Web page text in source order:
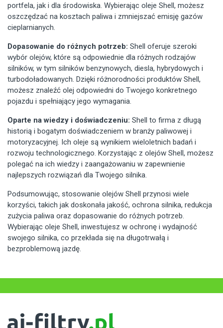
portfela, jak i dla środowiska. Wybierając oleje Shell, możesz
oszczędzać na kosztach paliwa i zmniejszać emisję gazów
cieplarnianych.
Dopasowanie do różnych potrzeb: Shell oferuje szeroki
wybór olejów, które są odpowiednie dla różnych rodzajów
silników, w tym silników benzynowych, diesla, hybrydowych i
turbodoładowanych. Dzięki różnorodności produktów Shell,
możesz znaleźć olej odpowiedni do Twojego konkretnego
pojazdu i spełniający jego wymagania.
Oparte na wiedzy i doświadczeniu: Shell to firma z długą
historią i bogatym doświadczeniem w branży paliwowej i
motoryzacyjnej. Ich oleje są wynikiem wieloletnich badań i
rozwoju technologicznego. Korzystając z olejów Shell, możesz
polegać na ich wiedzy i zaangażowaniu w zapewnienie
najlepszych rozwiązań dla Twojego silnika.
Podsumowując, stosowanie olejów Shell przynosi wiele
korzyści, takich jak doskonała jakość, ochrona silnika, redukcja
zużycia paliwa oraz dopasowanie do różnych potrzeb.
Wybierając oleje Shell, inwestujesz w ochronę i wydajność
swojego silnika, co przekłada się na długotrwałą i
bezproblemową jazdę.